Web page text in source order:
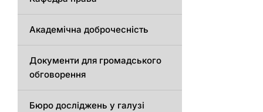
Академічна доброчесність
Документи для громадського
обговорення
Бюро досліджень у галузі